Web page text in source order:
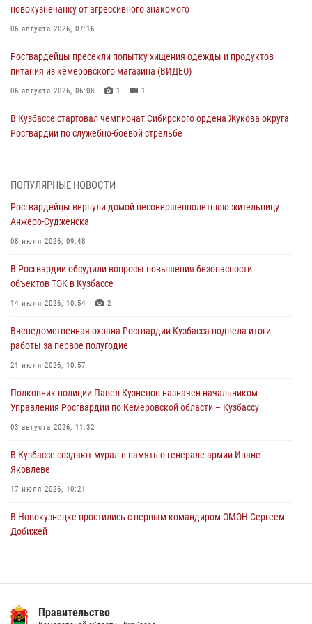
новокузнечанку от агрессивного знакомого
06 августа 2026, 07:16
Росгвардейцы пресекли попытку хищения одежды и продуктов
питания из кемеровского магазина (ВИДЕО)
06 августа 2026, 06:08 1 1
В Кузбассе стартовал чемпионат Сибирского ордена Жукова округа
Росгвардии по служебно-боевой стрельбе
Росгвардейцы задержали в Кемерове дебошира, устроившего
05 августа 2026, 09:30
Росгвардейцы задержали участника драки, причинившего побои
05 августа 2026, 08:50
Росгвардейцы пресекли нарушение общественного порядка на
05 августа 2026, 08:10
Росгвардейцы в Юрге пресекли попытку проникновения на
05 августа 2026, 07:45
ПОПУЛЯРНЫЕ НОВОСТИ
Росгвардейцы вернули домой несовершеннолетнюю жительницу
Анжеро-Судженска
08 июля 2026, 09:48
В Росгвардии обсудили вопросы повышения безопасности
объектов ТЭК в Кузбассе
14 июля 2026, 10:54 2
Вневедомственная охрана Росгвардии Кузбасса подвела итоги
работы за первое полугодие
21 июля 2026, 10:57
Полковник полиции Павел Кузнецов назначен начальником
Управления Росгвардии по Кемеровской области – Кузбассу
03 августа 2026, 11:32
В Кузбассе создают мурал в память о генерале армии Иване
Яковлеве
17 июля 2026, 10:21
В Новокузнецке простились с первым командиром ОМОН Сергеем
Добижей
14 июля 2026, 08:52 1
Правительство